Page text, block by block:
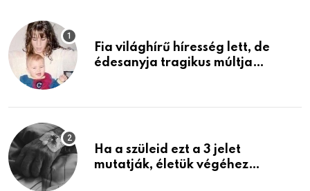
Fia világhírű híresség lett, de
édesanyja tragikus múltja
Ha a szüleid ezt a 3 jelet
mutatják, életük végéhez